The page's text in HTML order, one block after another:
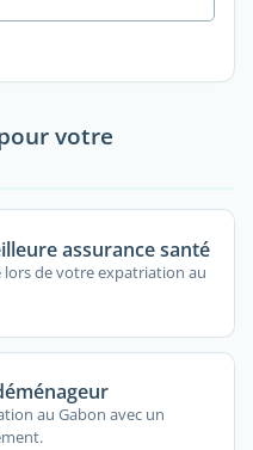
votre
assurance santé
lors de votre expatriation au
au Gabon avec un